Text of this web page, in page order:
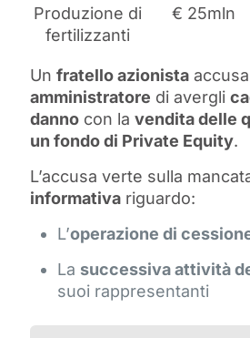
Produzione di
fertilizzanti
€ 25mln
Un fratello azionista accusa
amministratore di avergli
danno con la vendita delle
un fondo di Private Equity.
L’accusa verte sulla
informativa riguardo:
L’operazione di
La successiva attività
suoi rappresentanti